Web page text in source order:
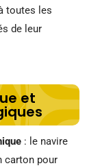
toutes les
de leur
et
: le navire
carton pour